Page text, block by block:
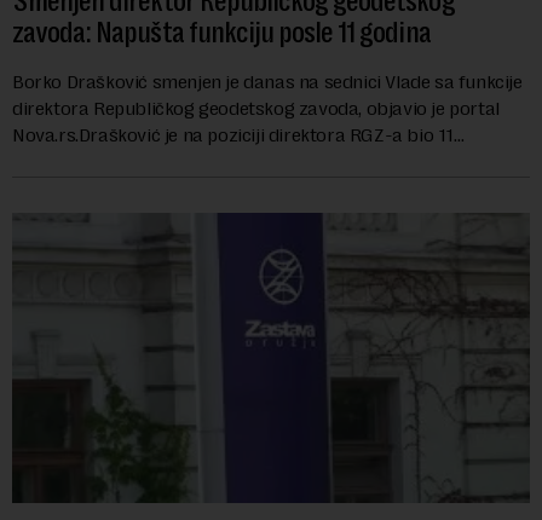
zavoda: Napušta funkciju posle 11 godina
Borko Drašković smenjen je danas na sednici Vlade sa funkcije
direktora Republičkog geodetskog zavoda, objavio je portal
Nova.rs.Drašković je na poziciji direktora RGZ-a bio 11